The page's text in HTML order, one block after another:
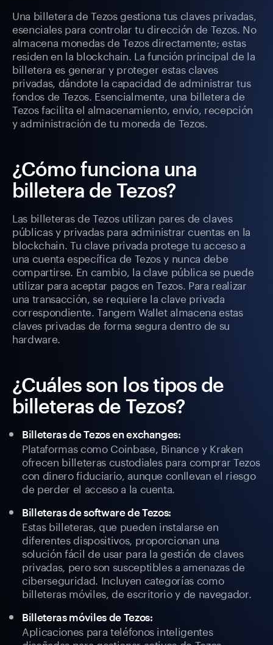
Una billetera de Tezos gestiona tus claves privadas,
esenciales para controlar tu dirección de Tezos. No
almacena monedas de Tezos directamente; estas
residen en la blockchain. La función principal de la
billetera es generar y proteger estas claves
privadas, dándote la capacidad de administrar tus
fondos de Tezos. Esencialmente, una billetera de
Tezos facilita el almacenamiento, envío, recepción
y administración de tu moneda de Tezos.
¿Cómo funciona una
billetera de Tezos?
Las billeteras de Tezos utilizan pares de claves
públicas y privadas para administrar cuentas en la
blockchain. Tu clave privada protege tu acceso a
una cuenta específica de Tezos y nunca debe
compartirse. En cambio, la clave pública se puede
utilizar para aceptar pagos en Tezos. Para realizar
una transacción, se requiere la clave privada
correspondiente. Tangem Wallet almacena estas
claves privadas de forma segura dentro de su
hardware.
¿Cuáles son los tipos de
billeteras de Tezos?
Billeteras de Tezos en exchanges:
Plataformas como Coinbase, Binance y Kraken
ofrecen billeteras custodiales para comprar Tezos
con dinero fiduciario, aunque conllevan el riesgo
de perder el acceso a la cuenta.
Billeteras de software de Tezos:
Estas billeteras, que pueden instalarse en
diferentes dispositivos, proporcionan una
solución fácil de usar para la gestión de claves
privadas, pero son susceptibles a amenazas de
ciberseguridad. Incluyen categorías como
billeteras móviles, de escritorio y de navegador.
Billeteras móviles de Tezos:
Aplicaciones para teléfonos inteligentes